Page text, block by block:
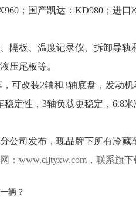
；国产凯达：KD980；进口
隔板、温度记录仪、拆卸导
压尾板等。
可改装2轴和3轴底盘，发动
定性，3轴负载更稳定，6.8
公司发布，现品牌下所有冷
： www.cljtyxw.com ，联系旗下
辆？